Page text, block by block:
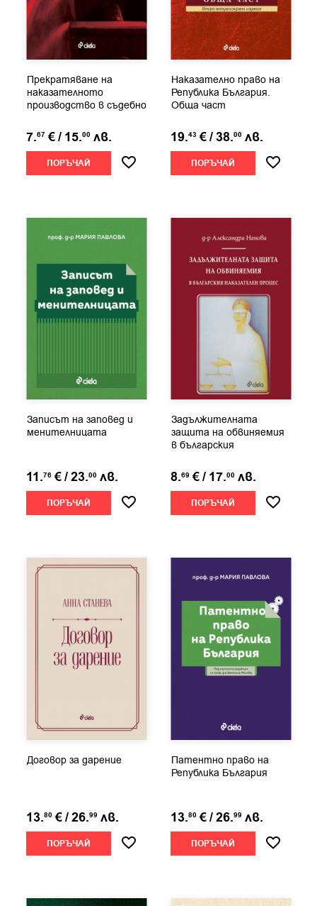
Прекратяване на
наказателното
производство в съдебно
7.67 €/ 15.00 лв.
ПОРЪЧАЙ
Наказателно право на
Република България.
Обща част
19.43 €/38.00 лв.
ПОРЪЧАЙ
Записът на заповед и
менителницата
11.76 €/23.00 лв.
ПОРЪЧАЙ
Задължителната
защита на обвиняемия
в българския
8.69 €/ 17.00 лв.
ПОРЪЧАЙ
Договор за дарение
13.80 €/26.99 лв.
ПОРЪЧАЙ
Патентно право на
Република България
13.80 €/26.99 лв.
ПОРЪЧАЙ